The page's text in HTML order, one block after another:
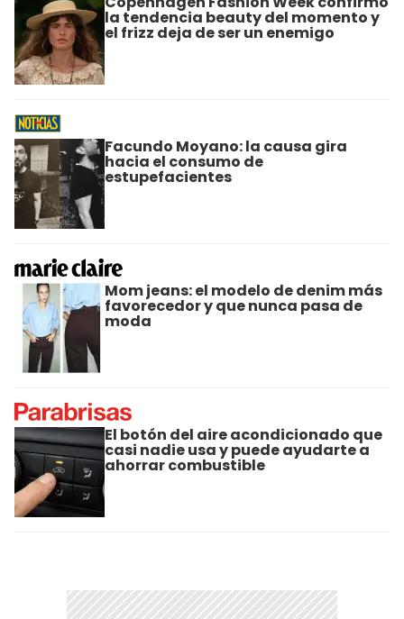
la tendencia beauty del momento y
el frizz deja de ser un enemigo
Facundo Moyano: la causa gira
hacia el consumo de
estupefacientes
Mom jeans: el modelo de denim más
favorecedor y que nunca pasa de
moda
El botón del aire acondicionado que
casi nadie usa y puede ayudarte a
ahorrar combustible